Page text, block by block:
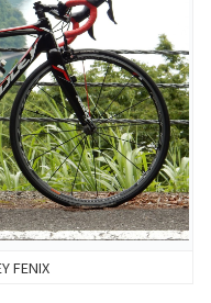
FENIX